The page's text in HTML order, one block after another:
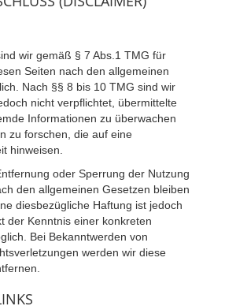
wir gemäß § 7 Abs.1 TMG für
Seiten nach den allgemeinen
Nach §§ 8 bis 10 TMG sind wir
nicht verpflichtet, übermittelte
Informationen zu überwachen
zu forschen, die auf eine
hinweisen.
oder Sperrung der Nutzung
den allgemeinen Gesetzen bleiben
diesbezügliche Haftung ist jedoch
der Kenntnis einer konkreten
Bei Bekanntwerden von
werden wir diese